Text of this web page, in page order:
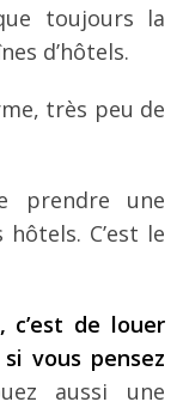
toujours la
d’hôtels.
très peu de
prendre une
C’est le
de louer
vous pensez
aussi une